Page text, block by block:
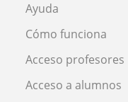
Ayuda
Cómo funciona
Acceso profesores
Acceso a alumnos